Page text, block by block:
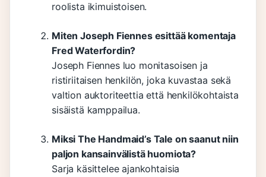
roolista ikimuistoisen.
Miten Joseph Fiennes esittää komentaja
Fred Waterfordin?
Joseph Fiennes luo monitasoisen ja
ristiriitaisen henkilön, joka kuvastaa sekä
valtion auktoriteettia että henkilökohtaista
sisäistä kamppailua.
Miksi The Handmaid’s Tale on saanut niin
paljon kansainvälistä huomiota?
Sarja käsittelee ajankohtaisia